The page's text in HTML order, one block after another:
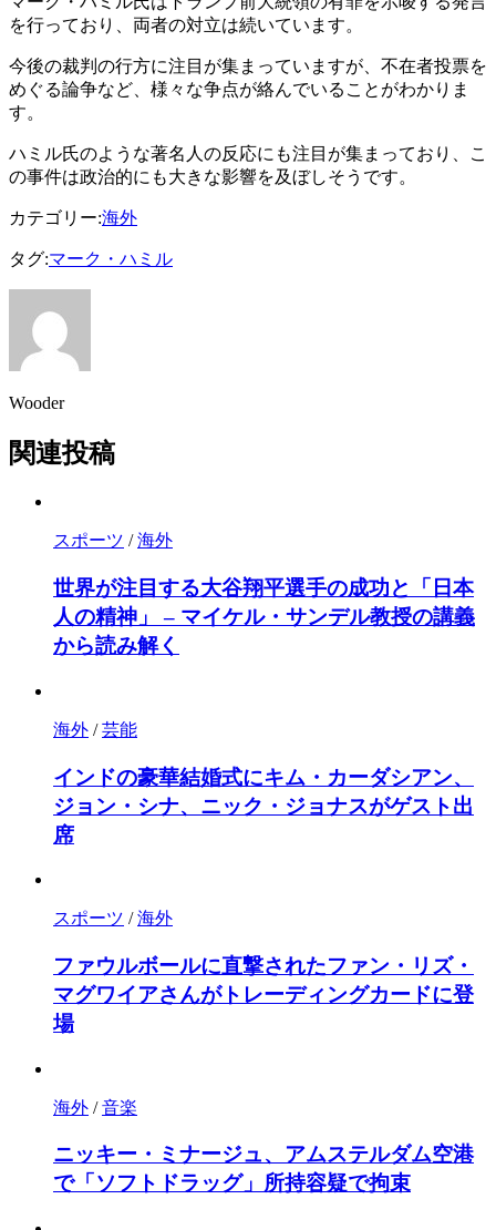
を行っており、両者の対立は続いています。
今後の裁判の行方に注目が集まっていますが、不在者投票を
めぐる論争など、様々な争点が絡んでいることがわかりま
す。
ハミル氏のような著名人の反応にも注目が集まっており、こ
の事件は政治的にも大きな影響を及ぼしそうです。
カテゴリー:海外
タグ:マーク・ハミル
Wooder
関連投稿
スポーツ /海外
世界が注目する大谷翔平選手の成功と「日本
人の精神」 – マイケル・サンデル教授の講義
から読み解く
海外 /芸能
インドの豪華結婚式にキム・カーダシアン、
ジョン・シナ、ニック・ジョナスがゲスト出
席
スポーツ /海外
ファウルボールに直撃されたファン・リズ・
マグワイアさんがトレーディングカードに登
場
海外 /音楽
ニッキー・ミナージュ、アムステルダム空港
で「ソフトドラッグ」所持容疑で拘束